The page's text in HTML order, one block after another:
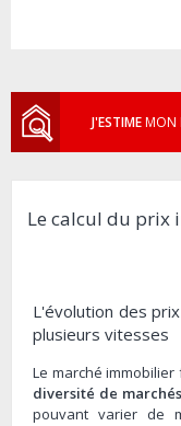
J'ESTIMEMON
Le calcul du prix
L'évolution des
plusieurs vitesses
Le marché
diversité de
pouvant varier de